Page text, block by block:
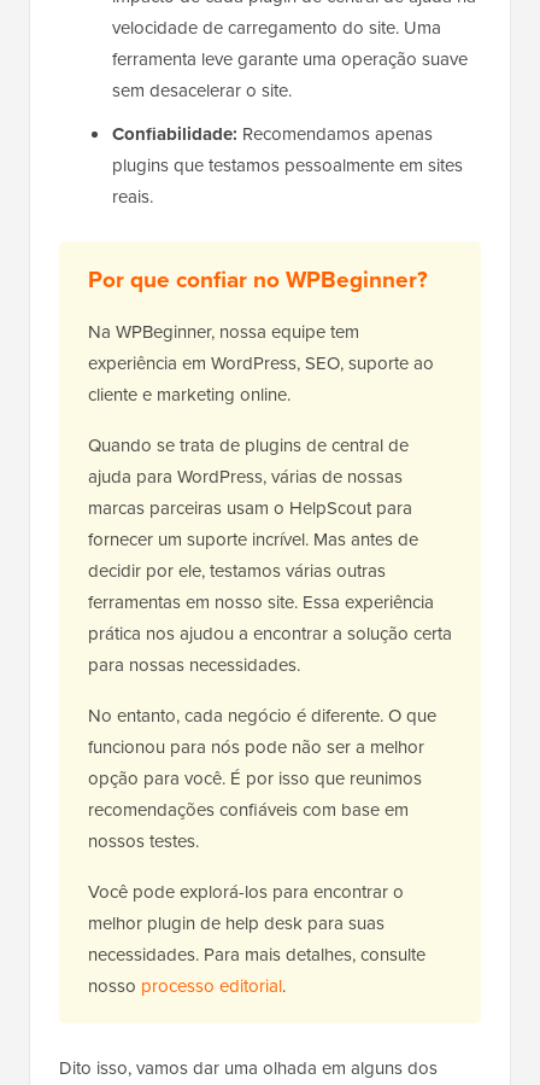
velocidade de carregamento do site. Uma
ferramenta leve garante uma operação suave
sem desacelerar o site.
Confiabilidade: Recomendamos apenas
plugins que testamos pessoalmente em sites
reais.
Por que confiar no WPBeginner?
Na WPBeginner, nossa equipe tem
experiência em WordPress, SEO, suporte ao
cliente e marketing online.
Quando se trata de plugins de central de
ajuda para WordPress, várias de nossas
marcas parceiras usam o HelpScout para
fornecer um suporte incrível. Mas antes de
decidir por ele, testamos várias outras
ferramentas em nosso site. Essa experiência
prática nos ajudou a encontrar a solução certa
para nossas necessidades.
No entanto, cada negócio é diferente. O que
funcionou para nós pode não ser a melhor
opção para você. É por isso que reunimos
recomendações confiáveis com base em
nossos testes.
Você pode explorá-los para encontrar o
melhor plugin de help desk para suas
necessidades. Para mais detalhes, consulte
nosso processo editorial.
Dito isso, vamos dar uma olhada em alguns dos